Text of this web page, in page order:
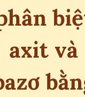
axit và